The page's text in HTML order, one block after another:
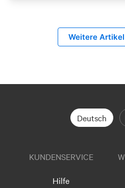
Weitere
Deutsch
KUNDENSERVICE
Hilfe